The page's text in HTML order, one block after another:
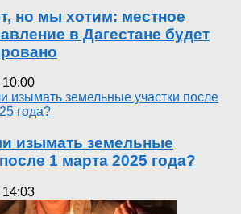
но мы хотим: местное
в Дагестане будет
10:00
изымать земельные
1 марта 2025 года?